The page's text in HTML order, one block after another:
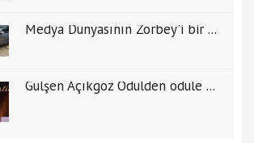
Medya Dünyasının Zorbey'i bir ...
Gülşen Açıkgöz Ödülden ödüle ...